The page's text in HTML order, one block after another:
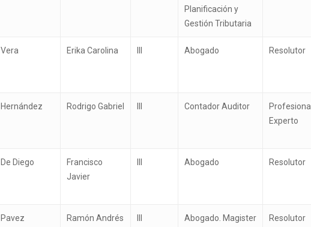
Planificación y
Gestión Tributaria
Vera Erika Carolina Abogado Resolutor
Hernández Rodrigo Gabriel Contador Auditor
Profesional
Experto
De Diego
Francisco
Javier
Abogado Resolutor
Pavez Ramón Andrés
Abogado. Magister
Resolutor